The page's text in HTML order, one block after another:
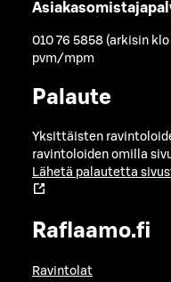
010 76 5858 (arkisin
pvm/mpm
Palaute
Yksittäisten
ravintoloiden omilla
Lähetä palautetta
Raflaamo.fi
Ravintolat